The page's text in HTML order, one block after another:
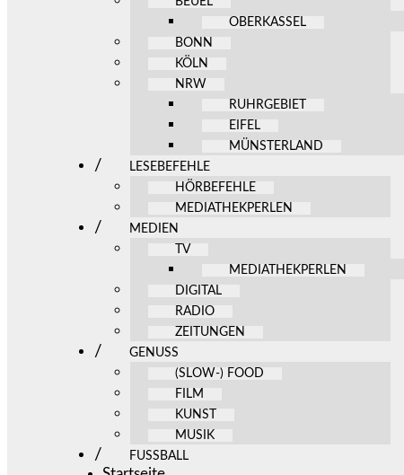
OBERKASSEL
BONN
KÖLN
NRW
RUHRGEBIET
EIFEL
MÜNSTERLAND
LESEBEFEHLE
HÖRBEFEHLE
MEDIATHEKPERLEN
MEDIEN
TV
MEDIATHEKPERLEN
DIGITAL
RADIO
ZEITUNGEN
GENUSS
(SLOW-) FOOD
FILM
KUNST
MUSIK
FUSSBALL